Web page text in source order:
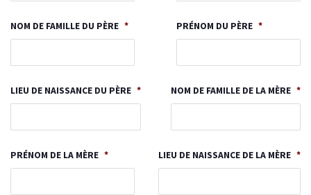
NOM DE FAMILLE DU PÈRE * PRÉNOM DU PÈRE *
LIEU DE NAISSANCE DU PÈRE * NOM DE FAMILLE DE LA MÈRE *
PRÉNOM DE LA MÈRE * LIEU DE NAISSANCE DE LA MÈRE *